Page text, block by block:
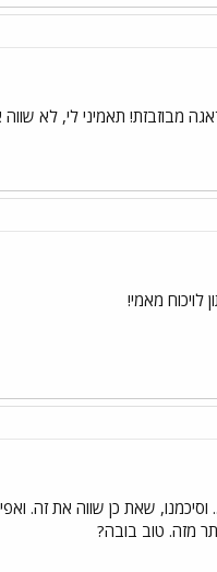
מבוזבזת! תאמיני לי, לא
לויכוח מאמי!
וסיכמנו, שאת כן שווה את זה.
מזה. טוב בובה?